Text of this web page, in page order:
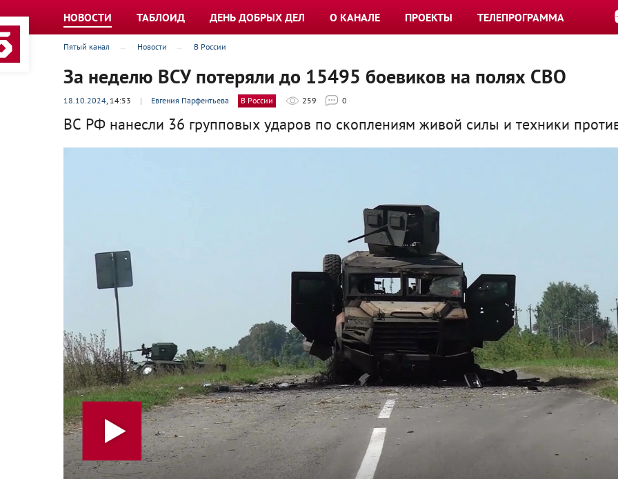
НОВОСТИ ТАБЛОИД ДЕНЬ ДОБРЫХ ДЕЛ О КАНАЛЕ ПРОЕКТЫ ТЕЛЕПРОГРАММА
Пятый канал Новости В России
За неделю ВСУ потеряли до 15495 боевиков на полях СВО
18.10.2024, 14:53 | Евгения Парфентьева В России 259 0
ВС РФ нанесли 36 групповых ударов по скоплениям живой силы и техники